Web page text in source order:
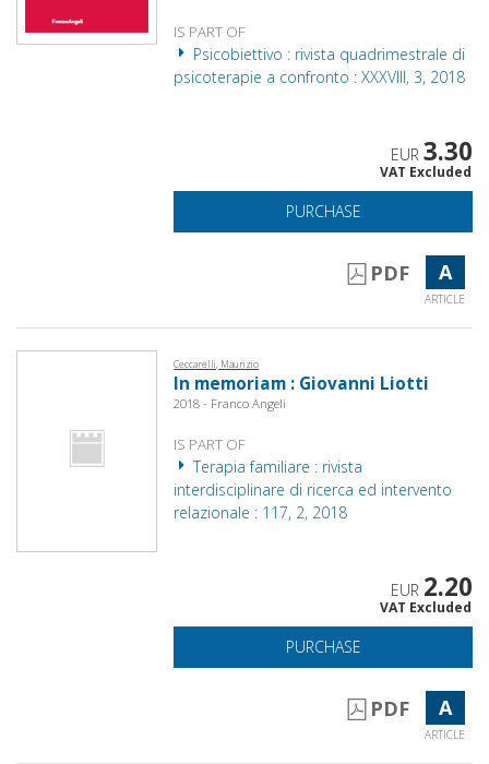
IS PART OF
Psicobiettivo : rivista quadrimestrale di
psicoterapie a confronto : XXXVIII, 3, 2018
EUR 3.30
VAT Excluded
PURCHASE
PDF A
ARTICLE
Ceccarelli, Maurizio
In memoriam : Giovanni Liotti
2018 - Franco Angeli
IS PART OF
Terapia familiare : rivista
interdisciplinare di ricerca ed intervento
relazionale : 117, 2, 2018
EUR 2.20
VAT Excluded
PURCHASE
PDF A
ARTICLE